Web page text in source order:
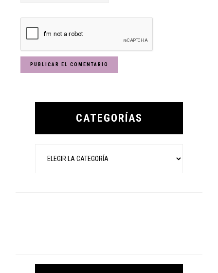
Primary
CATEGORÍAS